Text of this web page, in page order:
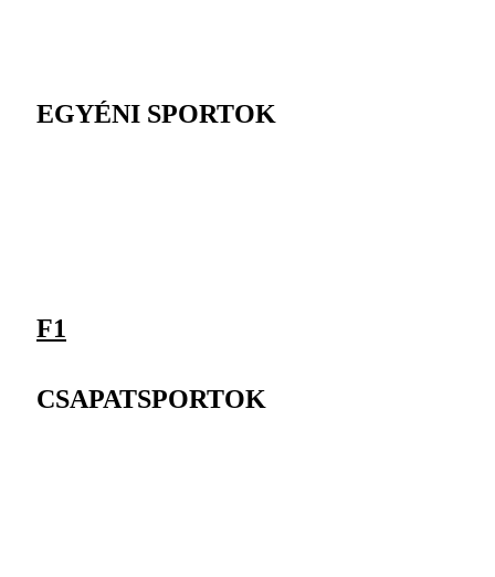
EGYÉNI SPORTOK
F1
CSAPATSPORTOK